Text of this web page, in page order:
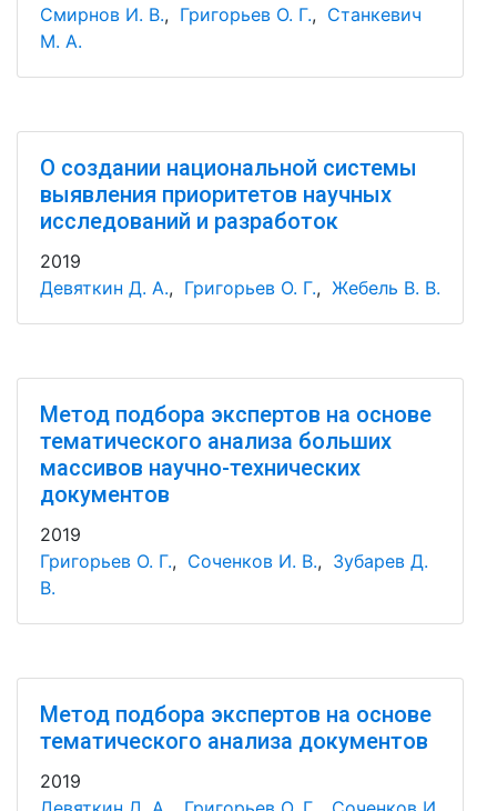
Смирнов И. В., Григорьев О. Г., Станкевич
М. А.
О создании национальной системы
выявления приоритетов научных
исследований и разработок
2019
Девяткин Д. А., Григорьев О. Г., Жебель В. В.
Метод подбора экспертов на основе
тематического анализа больших
массивов научно-технических
документов
2019
Григорьев О. Г., Соченков И. В., Зубарев Д.
В.
Метод подбора экспертов на основе
тематического анализа документов
2019